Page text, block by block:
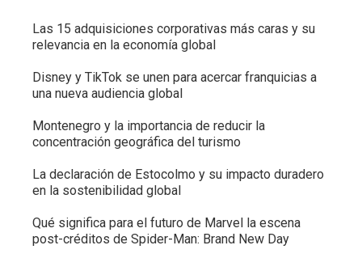
Las 15 adquisiciones corporativas más caras y su
relevancia en la economía global
Disney y TikTok se unen para acercar franquicias a
una nueva audiencia global
Montenegro y la importancia de reducir la
concentración geográfica del turismo
La declaración de Estocolmo y su impacto duradero
en la sostenibilidad global
Qué significa para el futuro de Marvel la escena
post-créditos de Spider-Man: Brand New Day